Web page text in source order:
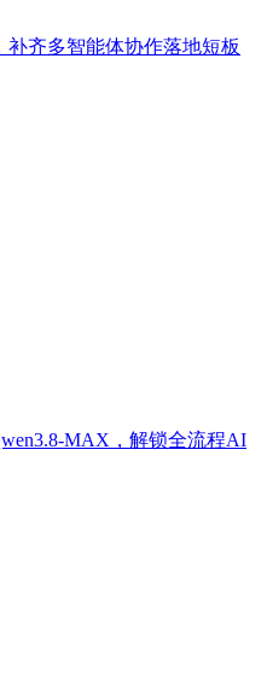
补齐多智能体协作落地短板
MAX，解锁全流程AI